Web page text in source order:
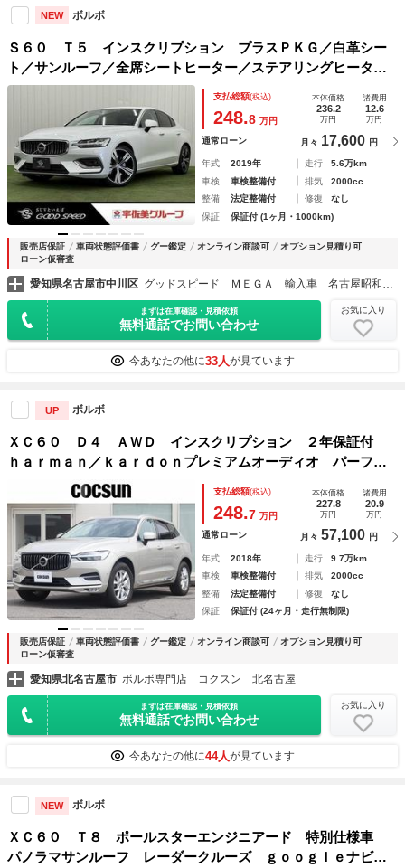
NEW ボルボ
Ｓ６０ Ｔ５ インスクリプション プラスＰＫＧ／白革シー
ト／サンルーフ／全席シートヒーター／ステアリングヒーター
／ハーマンカードン／ヘッドアップディスプレイ／シートベン
チレーション／電動リアゲート／ドライブレコーダー／シート
メモリ
支払総額(税込)
248.8 万円
本体価格
236.2
万円
諸費用
12.6
万円
通常ローン 月々 17,600 円
年式 2019年 走行
5.6万km
車検
車検整備付 排気
2000cc
整備
法定整備付 修復
なし
保証
保証付 (1ヶ月・1000km)
販売店保証 車両状態評価書 グー鑑定 オンライン商談可
オプション見積り可
ローン仮審査
愛知県名古屋市中川区 グッドスピード ＭＥＧＡ 輸入車 名古屋昭和橋店
まずは在庫確認・見積依頼
無料通話でお問い合わせ
お気に入り
今あなたの他に33人が見ています
UP ボルボ
ＸＣ６０ Ｄ４ ＡＷＤ インスクリプション ２年保証付
ｈａｒｍａｎ／ｋａｒｄｏｎプレミアムオーディオ パーフォ
レーテッドファインナッパレザー シートヒーター シートベ
ンチレーション ステアリングヒーター リアシートヒータ
ー ドライブレコーダー
支払総額(税込)
248.7 万円
本体価格
227.8
万円
諸費用
20.9
万円
通常ローン 月々 57,100 円
年式 2018年 走行
9.7万km
車検
車検整備付 排気
2000cc
整備
法定整備付 修復
なし
保証
保証付 (24ヶ月・走行無制限)
販売店保証 車両状態評価書 グー鑑定 オンライン商談可
オプション見積り可
ローン仮審査
愛知県北名古屋市 ボルボ専門店 コクスン 北名古屋
まずは在庫確認・見積依頼
無料通話でお問い合わせ
お気に入り
今あなたの他に44人が見ています
NEW ボルボ
ＸＣ６０ Ｔ８ ポールスターエンジニアード 特別仕様車
パノラマサンルーフ レーダークルーズ ｇｏｏｇｌｅナビ